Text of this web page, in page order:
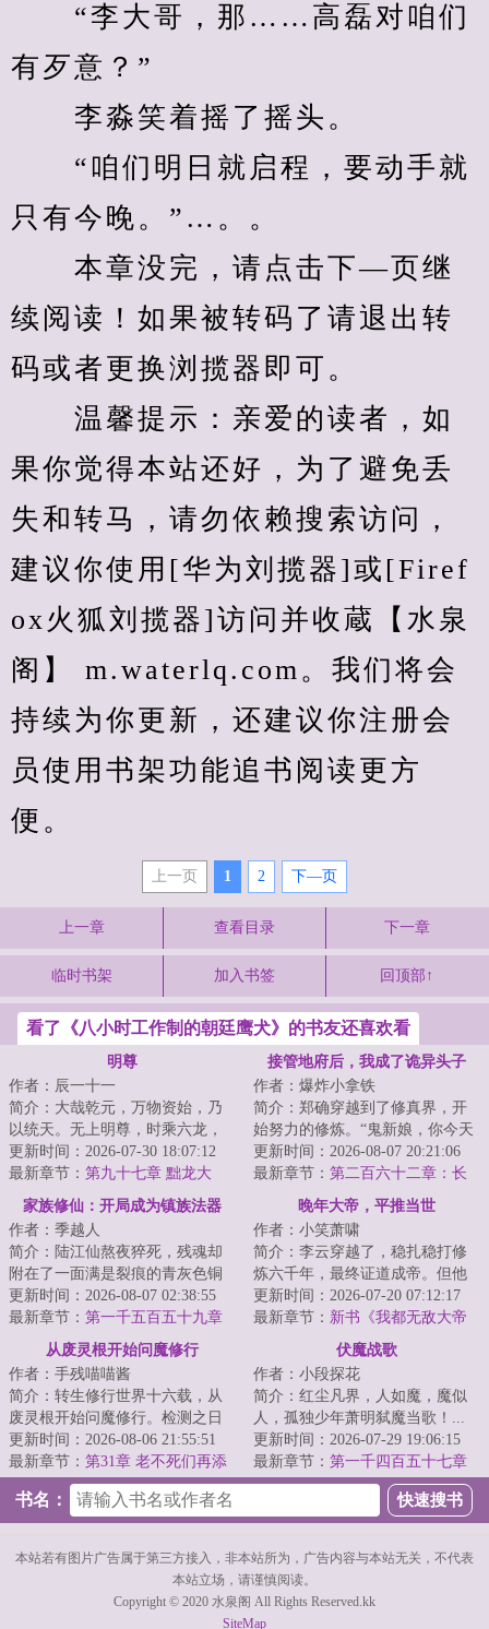
“李大哥，那……高磊对咱们
有歹意？”
李淼笑着摇了摇头。
“咱们明日就启程，要动手就
只有今晚。”…。。
本章没完，请点击下—页继
续阅读！如果被转码了请退出转
码或者更换浏揽器即可。
温馨提示：亲爱的读者，如
果你觉得本站还好，为了避免丢
失和转马，请勿依赖搜索访问，
建议你使用[华为刘揽器]或[Firef
ox火狐刘揽器]访问并收蔵【水泉
阁】 m.waterlq.com。我们将会
持续为你更新，还建议你注册会
员使用书架功能追书阅读更方
便。
上一页 1 2 下—页
上一章 查看目录 下一章
临时书架 加入书签 回顶部↑
看了《八小时工作制的朝廷鹰犬》的书友还喜欢看
明尊
作者：辰一十一
简介：大哉乾元，万物资始，乃
以统天。无上明尊，时乘六龙，
所其无逸。这是一个土著主角的
穿越者老爷爷苏...
更新时间：2026-07-30 18:07:12
最新章节： 第九十七章 黜龙大
愿，八面围杀
接管地府后，我成了诡异头子
作者：爆炸小拿铁
简介：郑确穿越到了修真界，开
始努力的修炼。“鬼新娘，你今天
怎么什么都没做？”“灵石矿脉挖了
吗？”“...
更新时间：2026-08-07 20:21:06
最新章节： 第二百六十二章：长
福镇。（第二更！）
家族修仙：开局成为镇族法器
作者：季越人
简介：陆江仙熬夜猝死，残魂却
附在了一面满是裂痕的青灰色铜
镜上，飘落到了浩瀚无垠的修仙
世界。凶险难测...
更新时间：2026-08-07 02:38:55
最新章节： 第一千五百五十九章
晚年大帝，平推当世
作者：小笑萧啸
简介：李云穿越了，稳扎稳打修
炼六千年，最终证道成帝。但他
是一个很平庸的大帝。平不掉禁
区，打不穿仙域...
更新时间：2026-07-20 07:12:17
最新章节： 新书《我都无敌大帝
了，还要短板补强？》
从废灵根开始问魔修行
作者：手残喵喵酱
简介：转生修行世界十六载，从
废灵根开始问魔修行。检测之日
灵根落于五等，今生难以突破练
气中期，仙门不...
更新时间：2026-08-06 21:55:51
最新章节： 第31章 老不死们再添
火、百仙陨落
伏魔战歌
作者：小段探花
简介：红尘凡界，人如魔，魔似
人，孤独少年萧明弑魔当歌！...
更新时间：2026-07-29 19:06:15
最新章节： 第一千四百五十七章
飞越第五牢狱（大结局）
书名：
本站若有图片广告属于第三方接入，非本站所为，广告内容与本站无关，不代表
本站立场，请谨慎阅读。
Copyright © 2020 水泉阁 All Rights Reserved.kk
SiteMap